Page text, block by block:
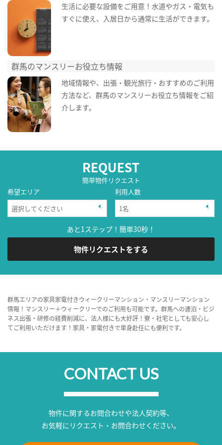
生活に必要な設備をご用意！水道やガス・電気も
すぐに使え、入居日から通常に生活ができます。
群馬のマンスリーお役立ち情報
地域情報や、出張・観光旅行・おすすめのご利用
方法など、群馬のマンスリーお役立ち情報をご紹
介します。
REQUEST
簡単物件リクエスト
希望エリア
利用人数
あと1ステップ！簡単30秒！
物件リクエストをする
群馬エリアの家具家電付きウィークリーマンション・マンスリーマンション
情報！マンスリー＋ウィークリーでのご利用も可能です。群馬への連泊・ビジ
ネス出張・研修の経費削減に、法人様にも大好評！寮・社宅としても安心し
てご利用いただけます！家具・家電付きで単身赴任にも便利です。
CONTACT US
物件に関するお問合わせや法人契約等、
お気軽にリクエスト・お問合わせください。